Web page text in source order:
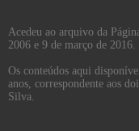
Acedeu ao arquivo da
2006 e 9 de março de 2016.
Os conteúdos aqui
anos, correspondente aos
Silva.